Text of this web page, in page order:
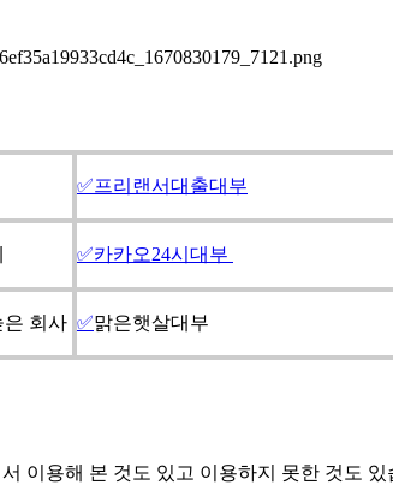
✅프리랜서대출대부
✅카카오24시대부
은 회사 ✅맑은햇살대부
이용해 본 것도 있고 이용하지 못한 것도